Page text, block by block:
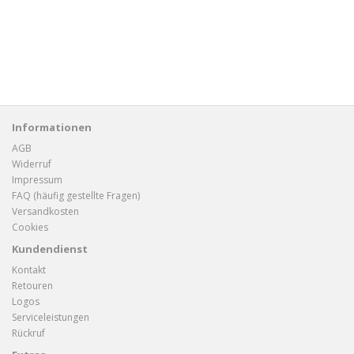
Informationen
AGB
Widerruf
Impressum
FAQ (häufig gestellte Fragen)
Versandkosten
Cookies
Kundendienst
Kontakt
Retouren
Logos
Serviceleistungen
Rückruf